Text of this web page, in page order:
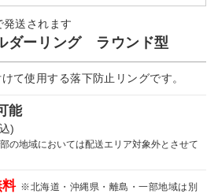
送されます
ダーリング ラウンド型
て使用する落下防止リングです。
能
)
の地域においては配送エリア対象外とさせて
※北海道・沖縄県・離島・一部地域は別